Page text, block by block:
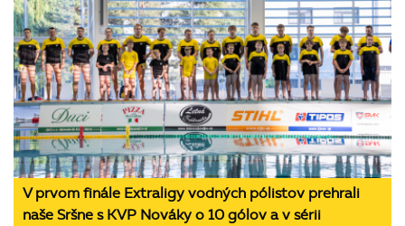
V prvom finále Extraligy vodných pólistov prehrali
naše Sršne s KVP Nováky o 10 gólov a v sérii